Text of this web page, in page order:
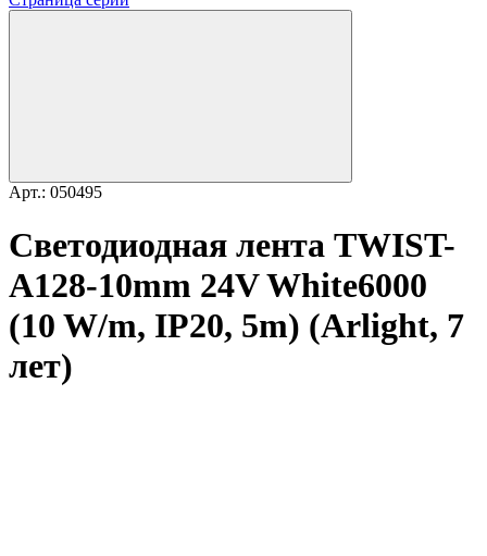
Арт.: 050495
Светодиодная лента TWIST-
A128-10mm 24V White6000
(10 W/m, IP20, 5m) (Arlight, 7
лет)